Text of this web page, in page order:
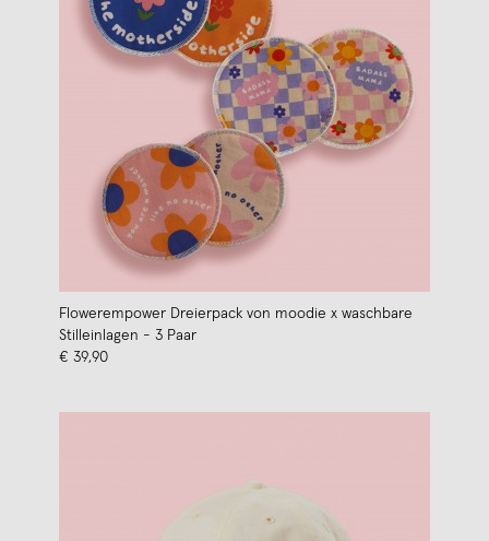
Flowerempower Dreierpack von moodie x waschbare
Stilleinlagen - 3 Paar
€ 39,90